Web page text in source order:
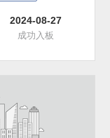
2024-08-27
成功入板